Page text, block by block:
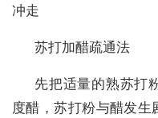
冲走
苏打加醋疏通法
先把适量的熟苏打
度醋，苏打粉与醋发